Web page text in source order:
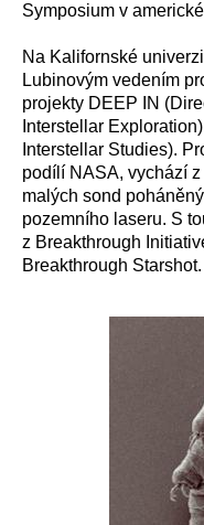
Symposium v
Na Kalifornské
Lubinovým vedením
projekty DEEP IN
Interstellar
Interstellar Studies).
podílí NASA, vychází
malých sond
pozemního laseru. S
z Breakthrough
Breakthrough Starshot.